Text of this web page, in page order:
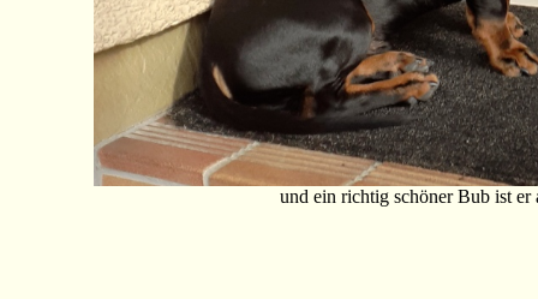
und ein richtig schöner Bub ist er